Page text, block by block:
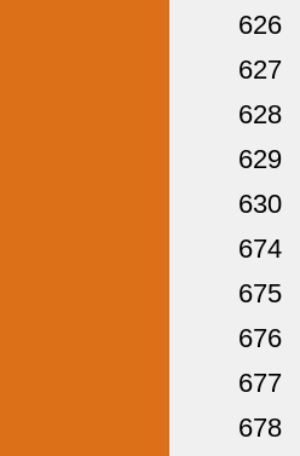
626
627
628
629
630
674
675
676
677
678